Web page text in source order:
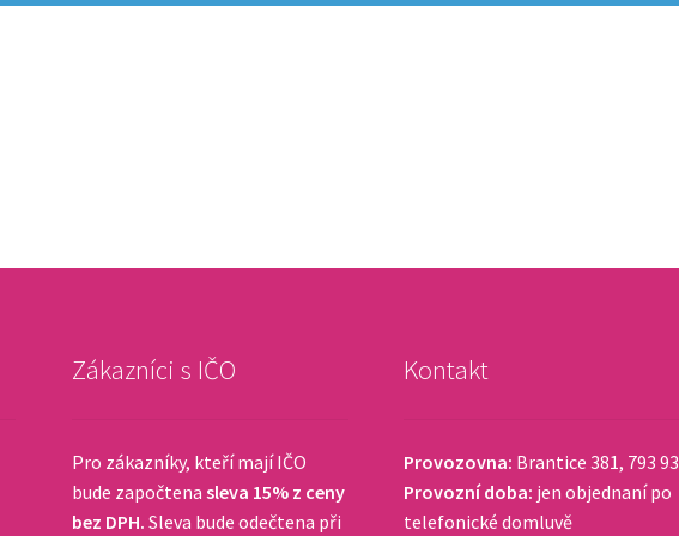
Zákazníci s IČO
Pro zákazníky, kteří mají IČO
bude započtena sleva 15% z ceny
bez DPH. Sleva bude odečtena při
Kontakt
Provozovna: Brantice 381, 793 93
Provozní doba: jen objednaní po
telefonické domluvě